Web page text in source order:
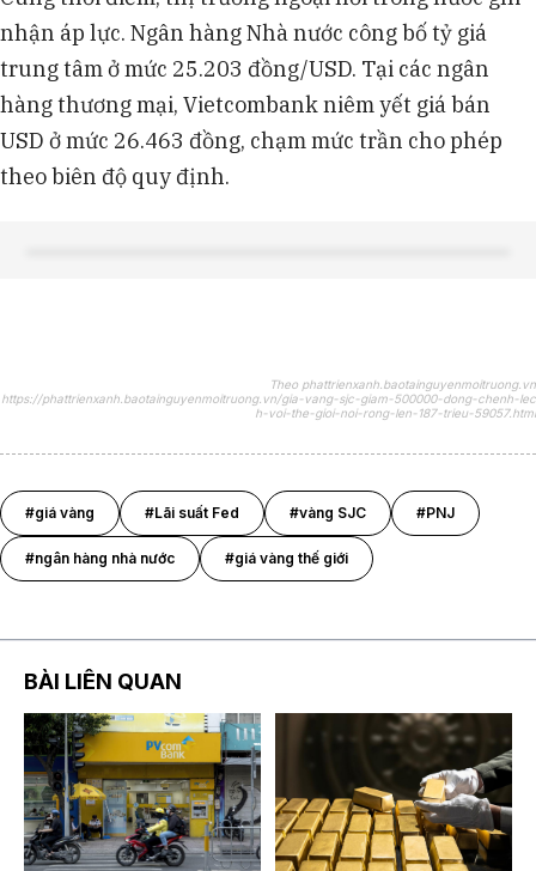
nhận áp lực. Ngân hàng Nhà nước công bố tỷ giá
trung tâm ở mức 25.203 đồng/USD. Tại các ngân
hàng thương mại, Vietcombank niêm yết giá bán
USD ở mức 26.463 đồng, chạm mức trần cho phép
theo biên độ quy định.
Theo phattrienxanh.baotainguyenmoitruong.vn
https://phattrienxanh.baotainguyenmoitruong.vn/gia-vang-sjc-giam-500000-dong-chenh-lec
h-voi-the-gioi-noi-rong-len-187-trieu-59057.html
#giá vàng #Lãi suất Fed #vàng SJC #PNJ
#ngân hàng nhà nước #giá vàng thế giới
BÀI LIÊN QUAN